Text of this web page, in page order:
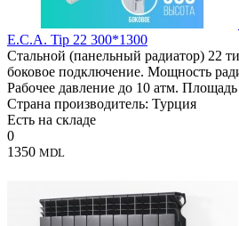
E.C.A. Tip 22 300*1300
Стальной (панельный радиатор) 22
боковое подключение. Мощность
Рабочее давление до 10 атм.
Страна производитель: Турция
Есть на складе
0
1350 MDL